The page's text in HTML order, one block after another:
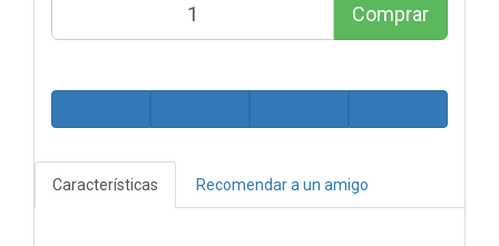
Comprar
Características Recomendar a un amigo